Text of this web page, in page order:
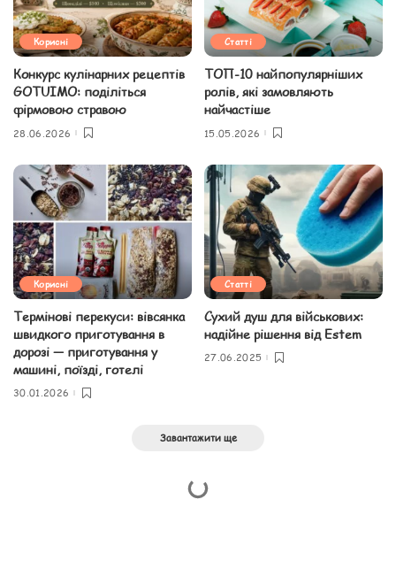
Корисні
Конкурс кулінарних рецептів
GOTUIMO: поділіться
фірмовою стравою
28.06.2026
Статті
ТОП-10 найпопулярніших
ролів, які замовляють
найчастіше
15.05.2026
Корисні
Термінові перекуси: вівсянка
швидкого приготування в
дорозі — приготування у
машині, поїзді, готелі
30.01.2026
Статті
Сухий душ для військових:
надійне рішення від Estem
27.06.2025
Завантажити ще